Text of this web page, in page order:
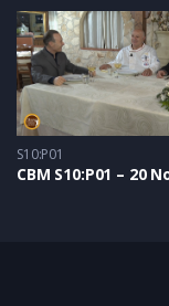
S10:P01